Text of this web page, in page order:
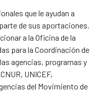
que le ayudan a
de sus aportaciones.
a la Oficina de la
para la Coordinación de
agencias, programas y
UNICEF,
del Movimiento de